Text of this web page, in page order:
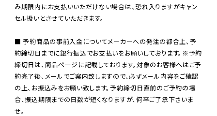
み期限内にお支払いいただけない場合は、恐れ入りますがキャン
セル扱いとさせていただきます。
■ 予約商品の事前入金についてメーカーへの発注の都合上、予
約締切日までに銀行振込でお支払いをお願いしております。※予約
締切日は、商品ページに記載しております。対象のお客様へはご予
約完了後、メールでご案内致しますので、必ずメール内容をご確認
の上、お振込みをお願い致します。予約締切日直前のご予約の場
合、振込期限までの日数が短くなりますが、何卒ご了承下さいま
せ。